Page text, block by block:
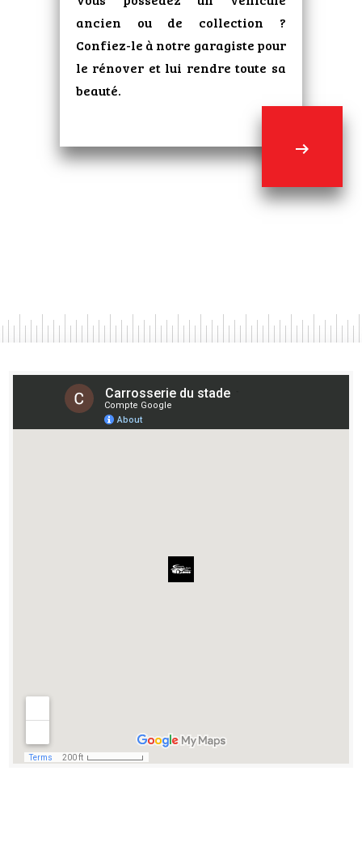
ancien ou de collection ?
Confiez-le à notre garagiste pour
le rénover et lui rendre toute sa
beauté.
arrow_right_alt